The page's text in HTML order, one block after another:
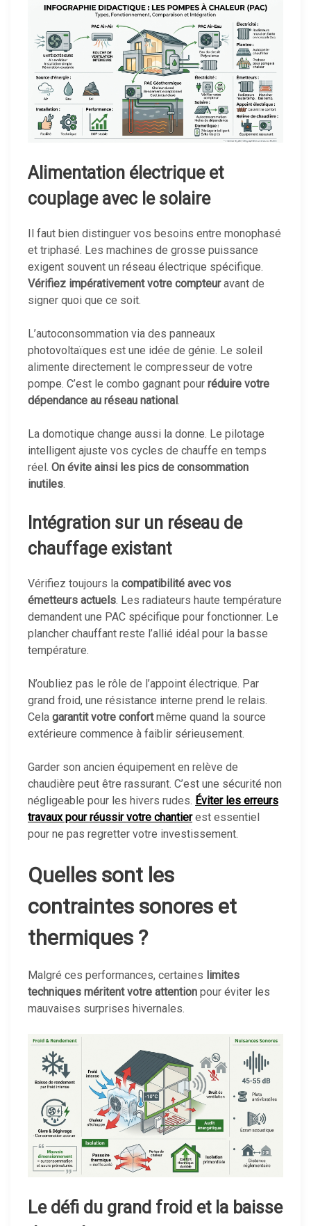
Alimentation électrique et
couplage avec le solaire
Il faut bien distinguer vos besoins entre monophasé
et triphasé. Les machines de grosse puissance
exigent souvent un réseau électrique spécifique.
Vérifiez impérativement votre compteuravant de
signer quoi que ce soit.
L’autoconsommation via des panneaux
photovoltaïques est une idée de génie. Le soleil
alimente directement le compresseur de votre
pompe. C’est le combo gagnant pour réduire votre
dépendance au réseau national.
La domotique change aussi la donne. Le pilotage
intelligent ajuste vos cycles de chauffe en temps
réel. On évite ainsi les pics de consommation
inutiles.
Intégration sur un réseau de
chauffage existant
Vérifiez toujours la compatibilité avec vos
émetteurs actuels. Les radiateurs haute température
demandent une PAC spécifique pour fonctionner. Le
plancher chauffant reste l’allié idéal pour la basse
température.
N’oubliez pas le rôle de l’appoint électrique. Par
grand froid, une résistance interne prend le relais.
Cela garantit votre confortmême quand la source
extérieure commence à faiblir sérieusement.
Garder son ancien équipement en relève de
chaudière peut être rassurant. C’est une sécurité non
négligeable pour les hivers rudes. Éviter les erreurs
travaux pour réussir votre chantierest essentiel
pour ne pas regretter votre investissement.
Quelles sont les
contraintes sonores et
thermiques ?
Malgré ces performances, certaines limites
techniques méritent votre attention pour éviter les
mauvaises surprises hivernales.
Le défi du grand froid et la baisse